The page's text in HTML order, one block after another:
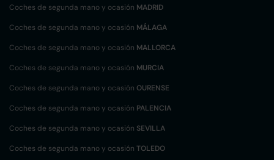
Coches de segunda mano y ocasión MADRID
Coches de segunda mano y ocasión MÁLAGA
Coches de segunda mano y ocasión MALLORCA
Coches de segunda mano y ocasión MURCIA
Coches de segunda mano y ocasión OURENSE
Coches de segunda mano y ocasión PALENCIA
Coches de segunda mano y ocasión SEVILLA
Coches de segunda mano y ocasión TOLEDO